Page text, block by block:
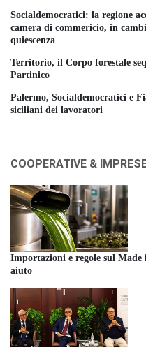
Socialdemocratici: la regione
camera di commericio, in
quiescenza
Territorio, il Corpo forestale
Partinico
Palermo, Socialdemocratici e
siciliani dei lavoratori
COOPERATIVE &
Importazioni e regole sul
aiuto